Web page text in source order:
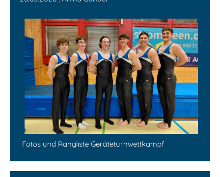
Fotos und Rangliste Geräteturnwettkampf